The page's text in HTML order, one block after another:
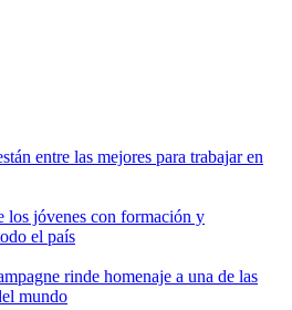
entre las mejores para trabajar en
los jóvenes con formación y
el país
rinde homenaje a una de las
mundo